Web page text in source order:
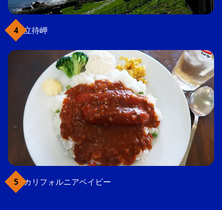
立待岬
カリフォルニアベイビー